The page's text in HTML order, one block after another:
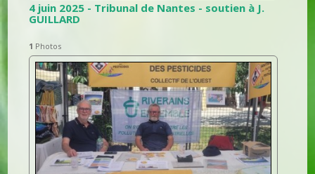
4 juin 2025 - Tribunal de Nantes - soutien à J.
GUILLARD
1 Photos